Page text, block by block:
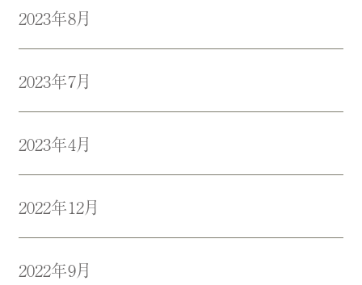
2023年8月
2023年7月
2023年4月
2022年12月
2022年9月